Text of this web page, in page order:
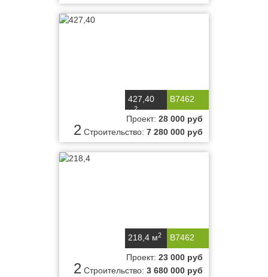
B7462
427,40
м2
2
Проект: 28 000 руб
Строительство: 7 280 000 руб
B7462
218,4 м2
2
Проект: 23 000 руб
Строительство: 3 680 000 руб